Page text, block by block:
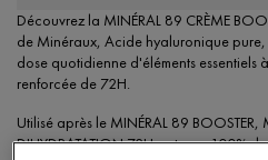
Découvrez la MINÉRAL 89 CRÈME
de Minéraux, Acide hyaluronique
dose quotidienne d'éléments
renforcée de 72H.
Utilisé après le MINÉRAL 89 BOOSTER,
D'HYDRATATION 72H restaure 100%